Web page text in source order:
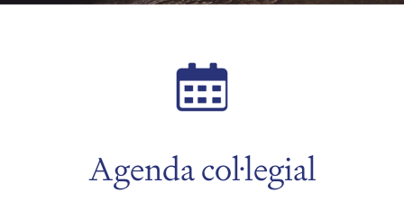
Agenda col·legial